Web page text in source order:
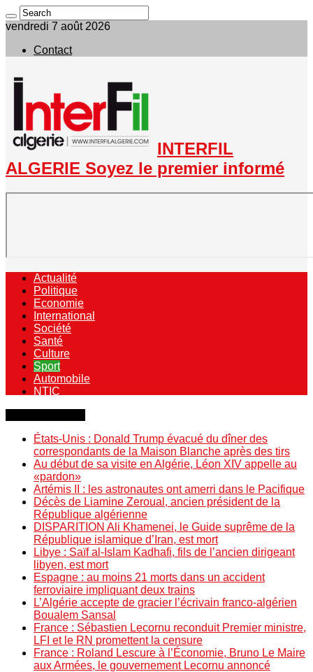
vendredi 7 août 2026
Contact
INTERFIL
ALGERIE Soyez le premier informé
Actualité
Politique
Economie
International
Société
Santé
Culture
Sport
Automobile
NTIC
États-Unis : Donald Trump évacué du dîner des
correspondants de la Maison Blanche après des tirs
Au début de sa visite en Algérie, Léon XIV appelle au
«pardon»
Artémis II : les astronautes ont amerri dans le Pacifique
Décès de Liamine Zeroual, ancien président de la
République algérienne
DISPARITION Ali Khamenei, le Guide suprême de la
République islamique d’Iran, est mort
Libye : Saïf al-Islam Kadhafi, fils de l’ancien dirigeant
libyen, est mort
Espagne : au moins 21 morts dans un accident
ferroviaire impliquant deux trains
L’Algérie accepte de gracier l’écrivain franco-algérien
Boualem Sansal
France : Sébastien Lecornu reconduit Premier ministre,
LFI et le RN promettent la censure
France : Roland Lescure à l’Économie, Bruno Le Maire
aux Armées, le gouvernement Lecornu annoncé